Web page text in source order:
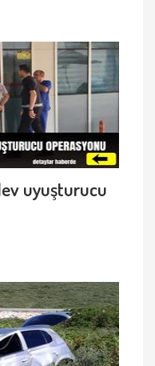
uyuşturucu